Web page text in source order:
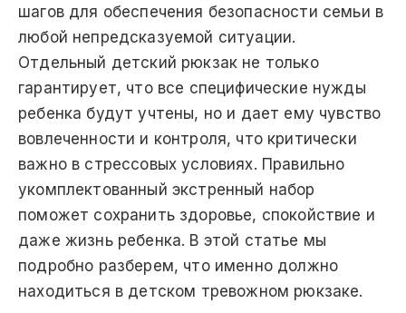
шагов для обеспечения безопасности семьи в
любой непредсказуемой ситуации.
Отдельный детский рюкзак не только
гарантирует, что все специфические нужды
ребенка будут учтены, но и дает ему чувство
вовлеченности и контроля, что критически
важно в стрессовых условиях. Правильно
укомплектованный экстренный набор
поможет сохранить здоровье, спокойствие и
даже жизнь ребенка. В этой статье мы
подробно разберем, что именно должно
находиться в детском тревожном рюкзаке.